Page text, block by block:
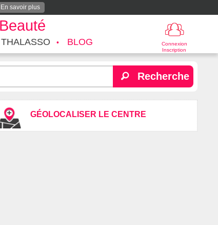
En savoir plus
Beauté
Connexion
Inscription
BLOG
Recherche
GÉOLOCALISER LE CENTRE